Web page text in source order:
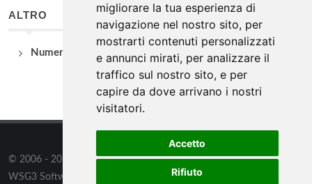
migliorare la tua esperienza di
navigazione nel nostro sito, per
mostrarti contenuti personalizzati
e annunci mirati, per analizzare il
traffico sul nostro sito, e per
capire da dove arrivano i nostri
visitatori.
Accetto
Rifiuto
ALTRO
Numeri Utili
© 2006 - 2026 WSG3 STUDIOtutti i diritti riservati. Powered by
WSG3 Software